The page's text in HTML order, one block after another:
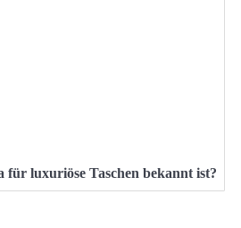
für luxuriöse Taschen bekannt ist?